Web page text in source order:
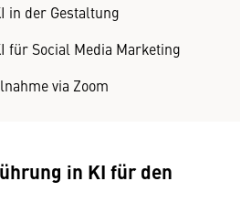
in der Gestaltung
für Social Media Marketing
via Zoom
in KI für den